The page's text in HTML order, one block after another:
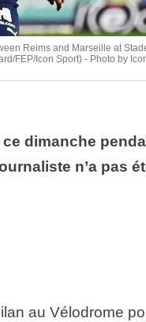
Reims and Marseille at
FEP/Icon Sport) - Photo by
dimanche
n’a pas
au Vélodrome